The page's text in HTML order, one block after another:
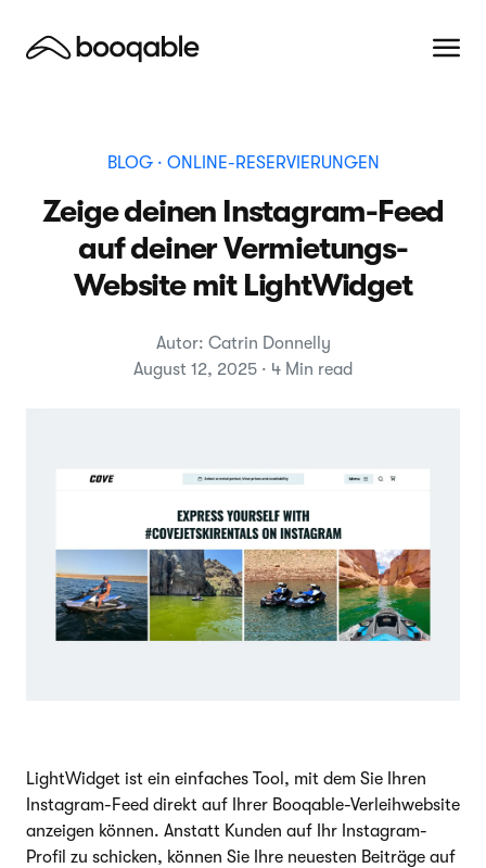
BLOG· ONLINE-RESERVIERUNGEN
Zeige deinen Instagram-Feed
auf deiner Vermietungs-
Website mit LightWidget
Autor: Catrin Donnelly
August 12, 2025 · 4 Min read
LightWidget ist ein einfaches Tool, mit dem Sie Ihren
Instagram-Feed direkt auf Ihrer Booqable-Verleihwebsite
anzeigen können. Anstatt Kunden auf Ihr Instagram-
Profil zu schicken, können Sie Ihre neuesten Beiträge auf